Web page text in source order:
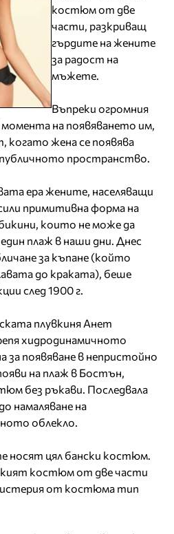
костюм от две
части, разкриващ
гърдите на жените
за радост на
мъжете.
Въпреки огромния
момента на появяването им,
когато жена се появява
пространство.
ера жените, населяващи
примитивна форма на
които не може да
плаж в наши дни. Днес
за къпане (който
до краката), беше
след 1900 г.
плувкиня Анет
хидродинамичното
за появяване в непристойно
на плаж в Бостън,
без ръкави. Последвала
намаляване на
облекло.
носят цял бански костюм.
костюм от две части
истерия от костюма тип